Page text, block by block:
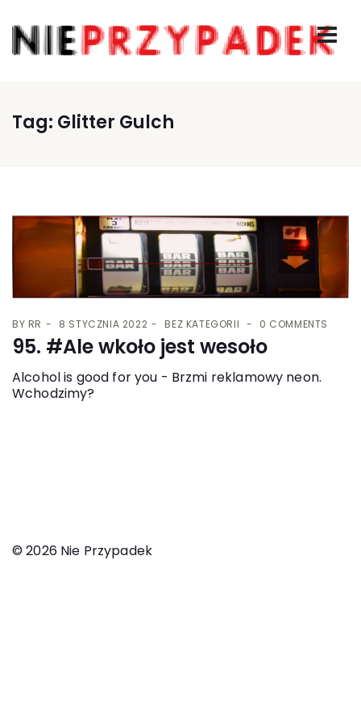
Tag: Glitter Gulch
BY RR 8 STYCZNIA 2022 BEZ KATEGORII 0 COMMENTS
95. #Ale wkoło jest wesoło
Alcohol is good for you - Brzmi reklamowy neon.
Wchodzimy?
© 2026 Nie Przypadek